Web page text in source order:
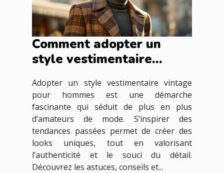
Comment adopter un
style vestimentaire
Adopter un style vestimentaire vintage
pour hommes est une démarche
fascinante qui séduit de plus en plus
d’amateurs de mode. S’inspirer des
tendances passées permet de créer des
looks uniques, tout en valorisant
l’authenticité et le souci du détail.
Découvrez les astuces, conseils et...